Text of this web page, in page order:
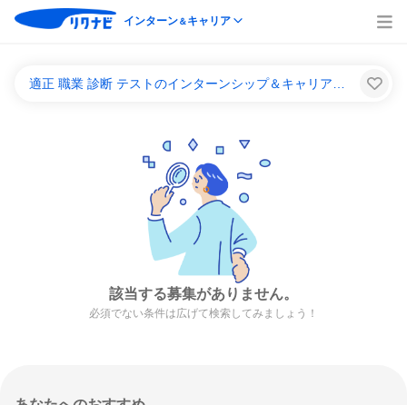
インターン＆キャリア
該当する募集がありません。
必須でない条件は広げて検索してみましょう！